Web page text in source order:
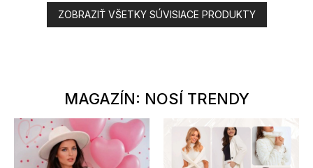
ZOBRAZIŤ VŠETKY SÚVISIACE PRODUKTY
MAGAZÍN: NOSÍ TRENDY